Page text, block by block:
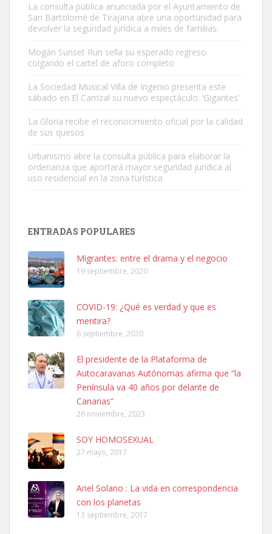
Gato manso encontrado
Este gato macho ha aparecido en la calle hace menos de un mes,
es muy manso y extremadamente cari...
Leales.org » Gran Canaria
SHIBA PERDIDO AVDA JOSE MESA Y LOPEZ
PERRO MACHO RAZA SHIBA CON MICROCHIP PERDIDO HOY
06/07/2025 ZONA MESA Y LOPEZ. ES MUY ASUSTADIZO
Leales.org » Gran Canaria
6.7.2025
Ninfa perdida
El día 5 se los perdió una ninfa papillera, asustada tiene miedo a la
calle, se perdió por la zon...
La consulta pública anunciada por el Ayuntamiento de
San Bartolomé de Tirajana abre una oportunidad para
devolver la seguridad jurídica a miles de familias.
Mogán Sunset Run sella su esperado regreso
colgando el cartel de aforo completo
La Sociedad Musical Villa de Ingenio presenta este
sábado en El Carrizal su nuevo espectáculo: ‘Gigantes’
La Gloria recibe el reconocimiento oficial por la calidad
de sus quesos
Urbanismo abre la consulta pública para elaborar la
ordenanza que aportará mayor seguridad jurídica al
uso residencial en la zona turística
ENTRADAS POPULARES
Migrantes: entre el drama y el negocio
19 septiembre, 2020
COVID-19: ¿Qué es verdad y que es
mentira?
6 septiembre, 2020
El presidente de la Plataforma de
Autocaravanas Autónomas afirma que “la
Península va 40 años por delante de
Canarias”
26 noviembre, 2023
SOY HOMOSEXUAL
27 mayo, 2017
Ariel Solano : La vida en correspondencia
con los planetas
13 septiembre, 2017